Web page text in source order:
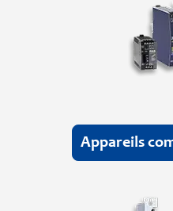
Appareils